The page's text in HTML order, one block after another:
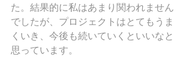
た。結果的に私はあまり関われません
でしたが、プロジェクトはとてもうま
くいき、今後も続いていくといいなと
思っています。